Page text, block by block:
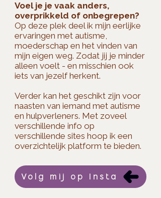
Voel je je vaak anders,
overprikkeld of onbegrepen?
Op deze plek deel ik mijn eerlijke
ervaringen met autisme,
moederschap en het vinden van
mijn eigen weg. Zodat jij je minder
alleen voelt - en misschien ook
iets van jezelf herkent.​
Verder kan het geschikt zijn voor
naasten van iemand met autisme
en hulpverleners. Met zoveel
verschillende info op
verschillende sites hoop ik een
overzichtelijk platform te bieden.
Volg mij op Insta